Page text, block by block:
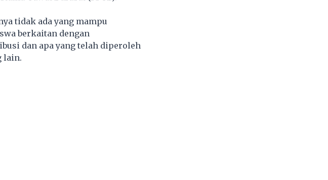
tidak ada yang mampu
berkaitan dengan
dan apa yang telah diperoleh
lain.